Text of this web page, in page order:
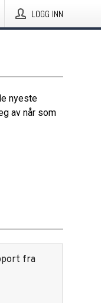
LOGG INN
nyeste
av når som
fra